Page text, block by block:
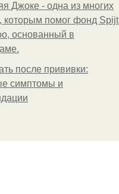
Джоке - одна из многих
помог фонд Spijt
основанный в
после прививки:
симптомы и